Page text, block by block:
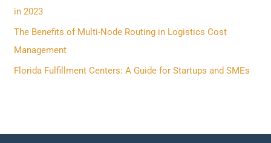
o
r
:
in 2023
The Benefits of Multi-Node Routing in Logistics Cost
Management
Florida Fulfillment Centers: A Guide for Startups and SMEs